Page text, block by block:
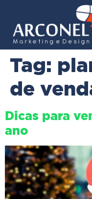
Tag:
de
Dicas para
ano